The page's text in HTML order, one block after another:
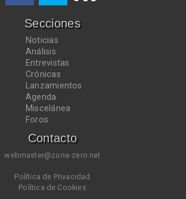
Secciones
Noticias
Análisis
Entrevistas
Crónicas
Lanzamientos
Agenda
Miscelánea
Foros
Contacto
webmaster@zona-zero.net
Política de Privacidad
Política de Cookies